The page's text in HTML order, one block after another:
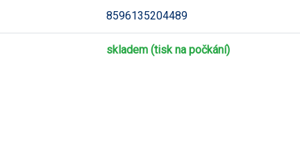
8596135204489
skladem (tisk na počkání)